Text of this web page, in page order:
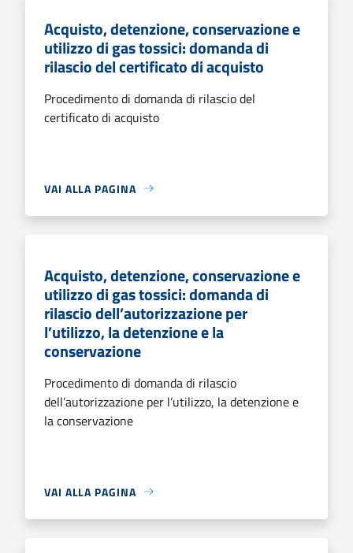
Acquisto, detenzione, conservazione e
utilizzo di gas tossici: domanda di
rilascio del certificato di acquisto
Procedimento di domanda di rilascio del
certificato di acquisto
VAI ALLA PAGINA
Acquisto, detenzione, conservazione e
utilizzo di gas tossici: domanda di
rilascio dell’autorizzazione per
l’utilizzo, la detenzione e la
conservazione
Procedimento di domanda di rilascio
dell’autorizzazione per l’utilizzo, la detenzione e
la conservazione
VAI ALLA PAGINA